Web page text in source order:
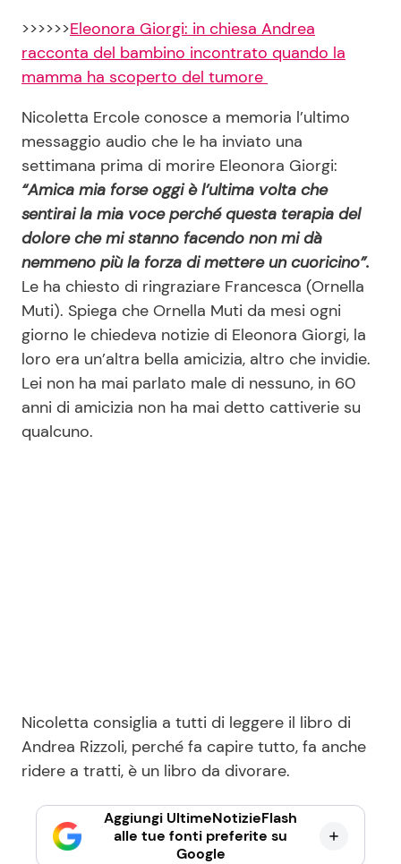
>>>>>>Eleonora Giorgi: in chiesa Andrea
racconta del bambino incontrato quando la
mamma ha scoperto del tumore
Nicoletta Ercole conosce a memoria l’ultimo
messaggio audio che le ha inviato una
settimana prima di morire Eleonora Giorgi:
“Amica mia forse oggi è l’ultima volta che
sentirai la mia voce perché questa terapia del
dolore che mi stanno facendo non mi dà
nemmeno più la forza di mettere un cuoricino”.
Le ha chiesto di ringraziare Francesca (Ornella
Muti). Spiega che Ornella Muti da mesi ogni
giorno le chiedeva notizie di Eleonora Giorgi, la
loro era un’altra bella amicizia, altro che invidie.
Lei non ha mai parlato male di nessuno, in 60
anni di amicizia non ha mai detto cattiverie su
qualcuno.
Nicoletta consiglia a tutti di leggere il libro di
Andrea Rizzoli, perché fa capire tutto, fa anche
ridere a tratti, è un libro da divorare.
Aggiungi UltimeNotizieFlash
alle tue fonti preferite su
Google